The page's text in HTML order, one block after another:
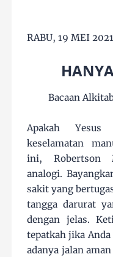
RABU, 19 MEI 2021
Bacaan
Apakah
keselamatan
ini, Robertson
analogi.
sakit yang
tangga darurat
dengan jelas.
tepatkah jika
adanya jalan